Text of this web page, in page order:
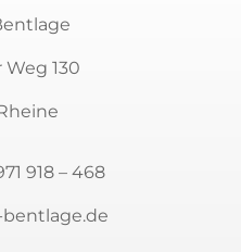
130
918 – 468